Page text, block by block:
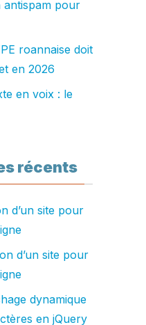
pour
roannaise doit
en 2026
en voix : le
récents
d’un site pour
d’un site pour
dynamique
en jQuery